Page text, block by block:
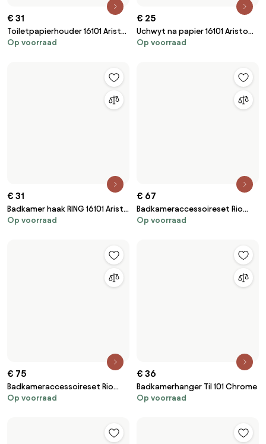
€ 31
Toiletpapierhouder 16101 Aristo
Geborsteld koper
Op voorraad
€ 25
Uchwyt na papier 16101 Aristo
Brush Nickle
Op voorraad
€ 31
Badkamer haak RING 16101 Aristo
Brushed Gold
Op voorraad
€ 67
Badkameraccessoireset Rio
Black 4-delig
Op voorraad
€ 75
Badkameraccessoireset Rio
Gold 4-delig
Op voorraad
€ 36
Badkamerhanger Til 101 Chrome
Op voorraad